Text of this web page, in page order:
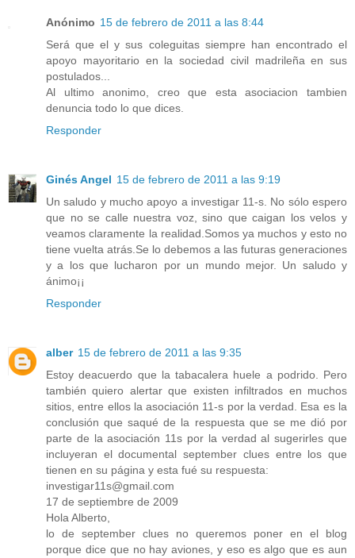
Anónimo 15 de febrero de 2011 a las 8:44
Será que el y sus coleguitas siempre han encontrado el
apoyo mayoritario en la sociedad civil madrileña en sus
postulados...
Al ultimo anonimo, creo que esta asociacion tambien
denuncia todo lo que dices.
Responder
Ginés Angel 15 de febrero de 2011 a las 9:19
Un saludo y mucho apoyo a investigar 11-s. No sólo espero
que no se calle nuestra voz, sino que caigan los velos y
veamos claramente la realidad.Somos ya muchos y esto no
tiene vuelta atrás.Se lo debemos a las futuras generaciones
y a los que lucharon por un mundo mejor. Un saludo y
ánimo¡¡
Responder
alber 15 de febrero de 2011 a las 9:35
Estoy deacuerdo que la tabacalera huele a podrido. Pero
también quiero alertar que existen infiltrados en muchos
sitios, entre ellos la asociación 11-s por la verdad. Esa es la
conclusión que saqué de la respuesta que se me dió por
parte de la asociación 11s por la verdad al sugerirles que
incluyeran el documental september clues entre los que
tienen en su página y esta fué su respuesta:
investigar11s@gmail.com
17 de septiembre de 2009
Hola Alberto,
lo de september clues no queremos poner en el blog
porque dice que no hay aviones, y eso es algo que es aun